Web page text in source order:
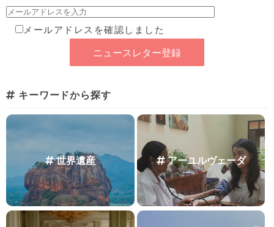
メールアドレスを確認しました
キーワードから探す
世界遺産 アーユルヴェーダ